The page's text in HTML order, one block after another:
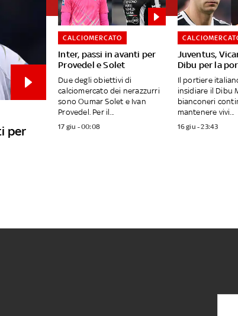
per
Inter, passi in avanti per
Provedel e Solet
CALCIOMERCATO
Due degli obiettivi di
calciomercato dei nerazzurri
sono Oumar Solet e Ivan
Provedel. Per il...
17 giu - 00:08
Juventus,
Dibu per la
Il portiere
insidiare il Dibu
bianconeri
mantenere vivi...
16 giu - 23:43